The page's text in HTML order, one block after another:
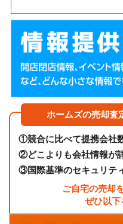
ホームズの売却査
①競合に比べて提携会社
②どこよりも会社情報が
③国際基準のセキュリテ
ご自宅の売却
ぜひ以